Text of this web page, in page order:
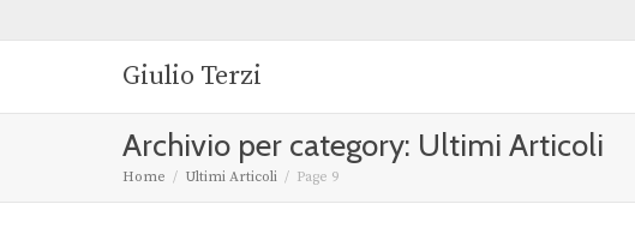
Giulio Terzi
Archivio per category: Ultimi Articoli
Home Ultimi Articoli Page 9